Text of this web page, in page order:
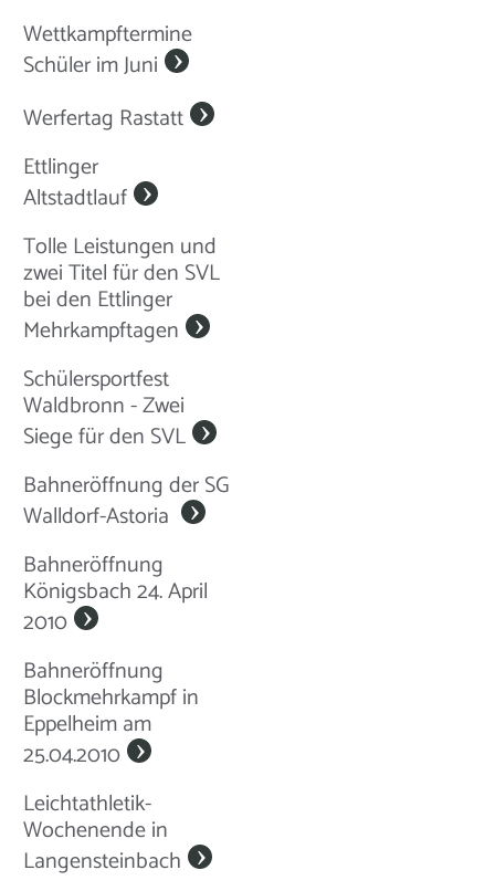
Wettkampftermine
Schüler im Juni
Werfertag Rastatt
Ettlinger
Altstadtlauf
Tolle Leistungen und
zwei Titel für den SVL
bei den Ettlinger
Mehrkampftagen
Schülersportfest
Waldbronn - Zwei
Siege für den SVL
Bahneröffnung der SG
Walldorf-Astoria
Bahneröffnung
Königsbach 24. April
2010
Bahneröffnung
Blockmehrkampf in
Eppelheim am
25.04.2010
Leichtathletik-
Wochenende in
Langensteinbach